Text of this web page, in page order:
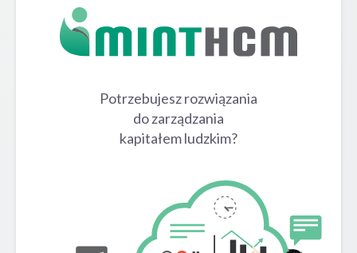
Potrzebujesz rozwiązania
do zarządzania
kapitałem ludzkim?